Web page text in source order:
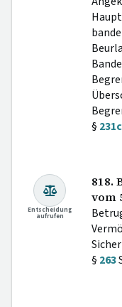
§ 231c
Entscheidung
aufrufen
818.
vom
§ 263